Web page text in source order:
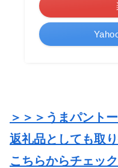
＞＞＞うまパント
返礼品としても取
こちらからチェッ